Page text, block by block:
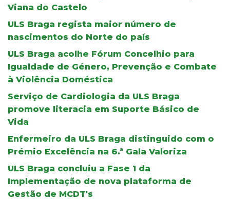
Viana do Castelo
ULS Braga regista maior número de
nascimentos do Norte do país
ULS Braga acolhe Fórum Concelhio para
Igualdade de Género, Prevenção e Combate
à Violência Doméstica
Serviço de Cardiologia da ULS Braga
promove literacia em Suporte Básico de
Vida
Enfermeiro da ULS Braga distinguido com o
Prémio Excelência na 6.ª Gala Valoriza
ULS Braga concluiu a Fase 1 da
Implementação de nova plataforma de
Gestão de MCDT's